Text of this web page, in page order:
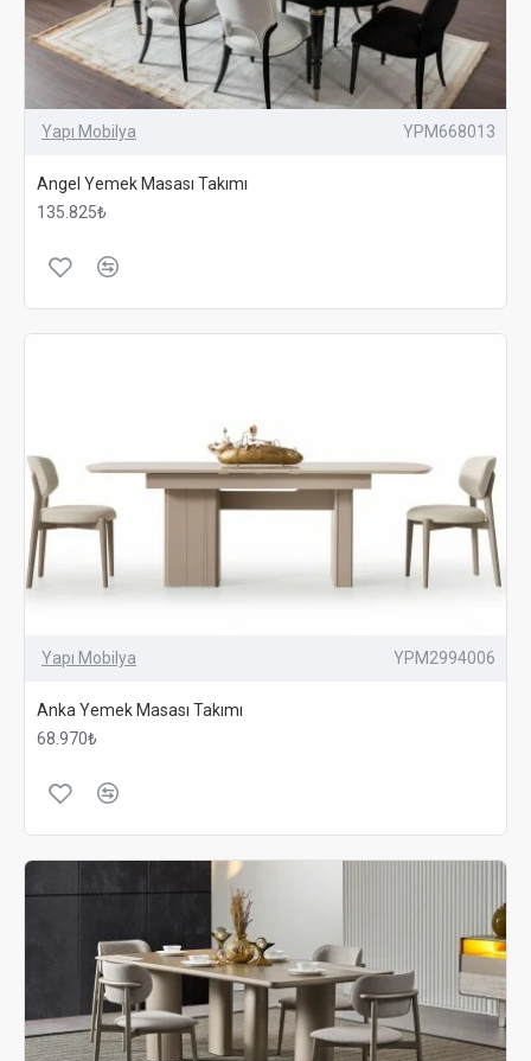
Yapı Mobilya YPM668013
Angel Yemek Masası Takımı
135.825₺
Yapı Mobilya YPM2994006
Anka Yemek Masası Takımı
68.970₺